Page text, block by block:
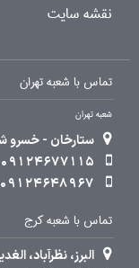
نقشه سایت
تماس با شعبه تهران
شعبه تهران
ستارخان - خسرو
09124677115
09124648967
تماس با شعبه کرج